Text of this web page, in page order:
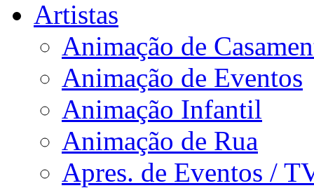
Artistas
Animação de
Animação de Eventos
Animação Infantil
Animação de Rua
Apres. de Eventos /